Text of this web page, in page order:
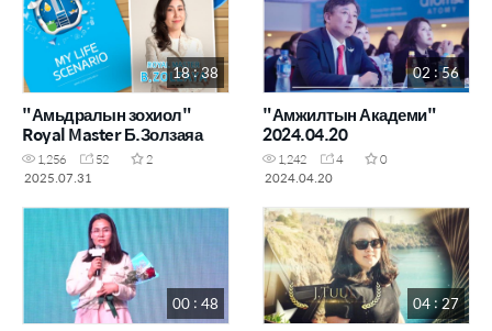
18 : 38
"Амьдралын зохиол"
Royal Master Б.Золзаяа
1,256 52
2
2025.07.31
02 : 56
"Амжилтын Академи"
2024.04.20
1,242 4
0
2024.04.20
00 : 48 04 : 27